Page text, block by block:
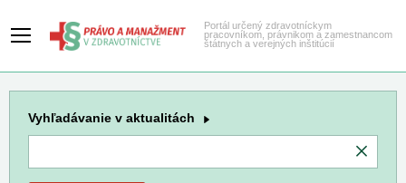
Portál určený zdravotníckym
pracovníkom, právnikom a zamestnancom
štátnych a verejných inštitúcií
Vyhľadávanie v aktualitách